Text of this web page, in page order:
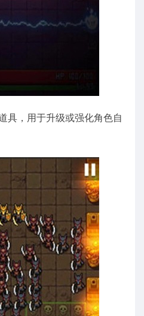
具，用于升级或强化角色自